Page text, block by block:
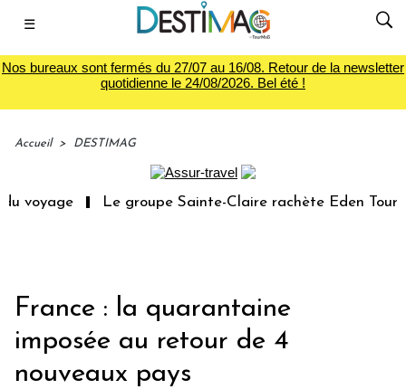
☰
Nos bureaux sont fermés du 27/07 au 16/08. Retour de la newsletter
quotidienne le 24/08/2026. Bel été !
Accueil > DESTIMAG
voyage Le groupe Sainte-Claire rachète Eden Tour
France : la quarantaine
imposée au retour de 4
nouveaux pays